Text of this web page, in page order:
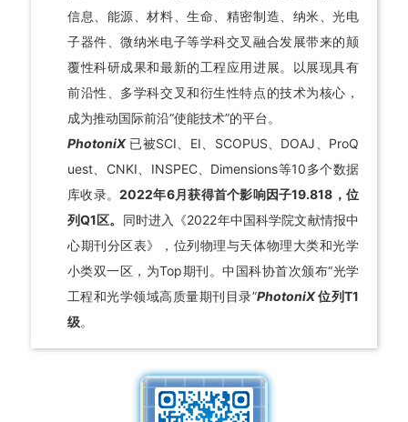
信息、能源、材料、生命、精密制造、纳米、光电
子器件、微纳米电子等学科交叉融合发展带来的颠
覆性科研成果和最新的工程应用进展。以展现具有
前沿性、多学科交叉和衍生性特点的技术为核心，
成为推动国际前沿“使能技术”的平台。
PhotoniX已被SCI、EI、SCOPUS、DOAJ、ProQ
uest、CNKI、INSPEC、Dimensions等10多个数据
库收录。2022年6月获得首个影响因子19.818，位
列Q1区。 同时进入《2022年中国科学院文献情报中
心期刊分区表》，位列物理与天体物理大类和光学
小类双一区，为Top期刊。中国科协首次颁布“光学
工程和光学领域高质量期刊目录”PhotoniX位列T1
级。